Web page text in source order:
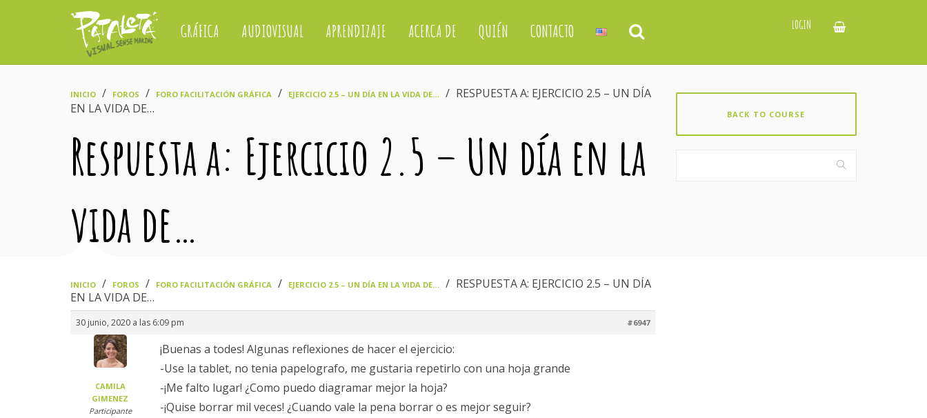
GRÁFICA AUDIOVISUAL APRENDIZAJE ACERCA DE QUIÉN CONTACTO LOGIN
INICIO FOROS FORO FACILITACIÓN GRÁFICA EJERCICIO 2.5 – UN DÍA EN LA VIDA DE…
RESPUESTA A: EJERCICIO 2.5 – UN DÍA
EN LA VIDA DE…
Respuesta a: Ejercicio 2.5 – Un día en la
vida de…
BACK TO COURSE
INICIO FOROS FORO FACILITACIÓN GRÁFICA EJERCICIO 2.5 – UN DÍA EN LA VIDA DE…
RESPUESTA A: EJERCICIO 2.5 – UN DÍA
EN LA VIDA DE…
30 junio, 2020 a las 6:09 pm #6947
CAMILA
GIMENEZ
Participante
¡Buenas a todes! Algunas reflexiones de hacer el ejercicio:
-Use la tablet, no tenia papelografo, me gustaria repetirlo con una hoja grande
-¡Me falto lugar! ¿Como puedo diagramar mejor la hoja?
-¡Quise borrar mil veces! ¿Cuando vale la pena borrar o es mejor seguir?